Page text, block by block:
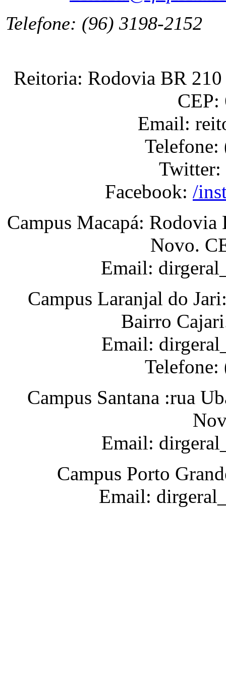
Telefone: (96) 3198-2152
Reitoria: Rodovia BR
CEP:
Email:
Twitter:
Facebook: /
Campus Macapá:
Novo.
Email:
Campus Laranjal do
Bairro
Email:
Campus Santana :rua
Email:
Campus Porto
Email: